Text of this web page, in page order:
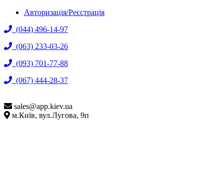
Авторизація/Реєстрація
(044) 496-14-97
(063) 233-03-26
(093) 701-77-88
(067) 444-28-37
sales@app.kiev.ua
м.Київ, вул.Лугова, 9п